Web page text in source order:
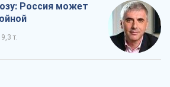
Россия может
9,3 т.